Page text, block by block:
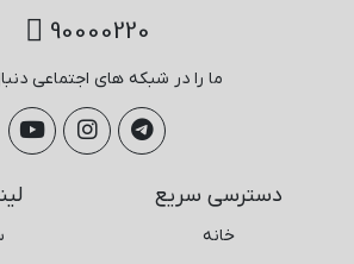
90000220
ما را در شبکه های اجتماعی
دسترسی سریع
خانه